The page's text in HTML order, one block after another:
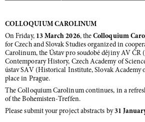
COLLOQUIUM CAROLINUM
On Friday, 13 March 2026, the Colloquium
for Czech and Slovak Studies organized in
Carolinum, the Ústav pro soudobé dějiny AV ČR
Contemporary History, Czech Academy of
ústav SAV (Historical Institute, Slovak
place in Prague.
The Colloquium Carolinum continues, in a
of the Bohemisten-Treffen.
Please submit your project abstracts by31